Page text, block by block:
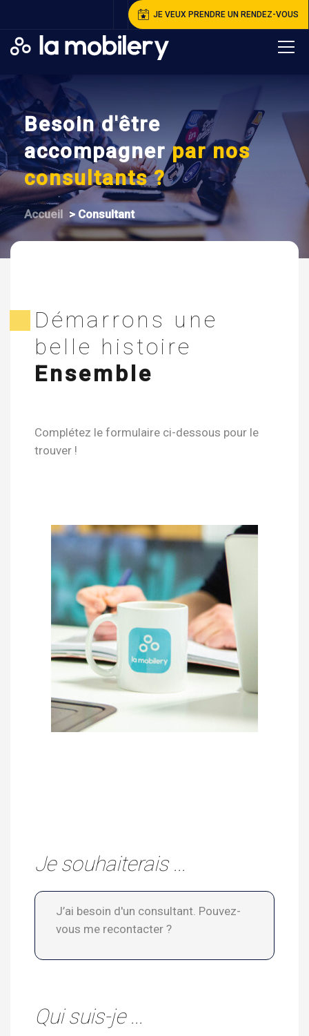
JE VEUX PRENDRE UN RENDEZ-VOUS
Besoin d'être
accompagnerpar nos
consultants ?
Accueil > Consultant
Démarrons une
belle histoire
Ensemble
Complétez le formulaire ci-dessous pour le
trouver !
Je souhaiterais ...
Qui suis-je ...